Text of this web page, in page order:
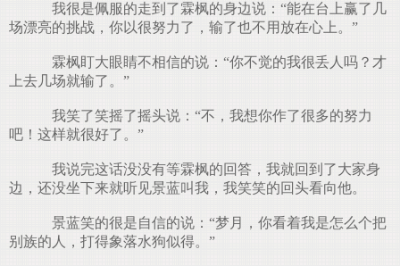
我很是佩服的走到了霖枫的身边说：“能在台上赢了几
场漂亮的挑战，你以很努力了，输了也不用放在心上。”
霖枫盯大眼睛不相信的说：“你不觉的我很丢人吗？才
上去几场就输了。”
我笑了笑摇了摇头说：“不，我想你作了很多的努力
吧！这样就很好了。”
我说完这话没没有等霖枫的回答，我就回到了大家身
边，还没坐下来就听见景蓝叫我，我笑笑的回头看向他。
景蓝笑的很是自信的说：“梦月，你看着我是怎么个把
别族的人，打得象落水狗似得。”